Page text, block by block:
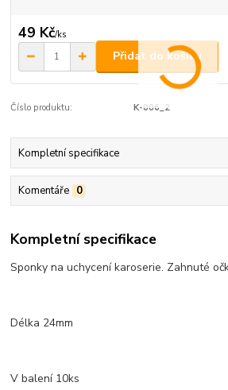
49 Kč/ks
Přidat do košíku
Číslo produktu: K-006_2
Kompletní specifikace
Komentáře 0
Kompletní specifikace
Sponky na uchycení karoserie. Zahnuté
Délka 24mm
V balení 10ks